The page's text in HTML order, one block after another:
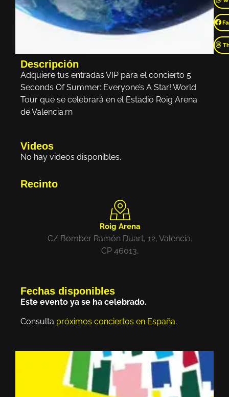
Descripción
Adquiere tus entradas VIP para el concierto 5
Seconds Of Summer: Everyone’s A Star! World
Tour que se celebrará en el Estadio Roig Arena
de Valencia.rn
Videos
No hay videos disponibles.
Recinto
Roig Arena
C/ Bomber Ramón Duart, 12, Valencia.
CP 46013,
Fechas disponibles
Este evento ya se ha celebrado.
Consulta próximos conciertos en España.